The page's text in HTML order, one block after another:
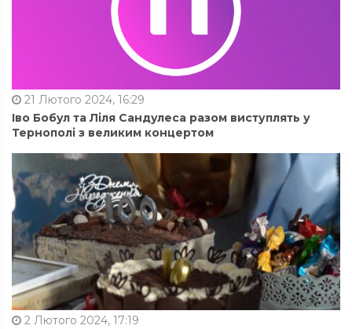
21 Лютого 2024, 16:29
Іво Бобул та Ліля Сандулеса разом виступлять у
Тернополі з великим концертом
2 Лютого 2024, 17:19